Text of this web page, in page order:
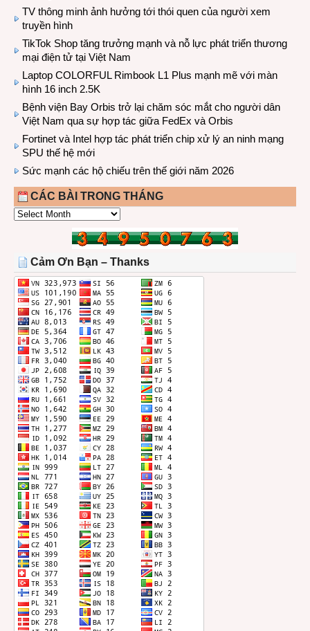
TV thông minh ảnh hưởng tới thói quen của người xem
truyền hình
TikTok Shop tăng trưởng mạnh và nỗ lực phát triển thương
mại điện tử tại Việt Nam
Laptop COLORFUL Rimbook L1 Plus mạnh mẽ với màn
hình 16 inch 2.5K
Bệnh viện Bay Orbis trở lại chăm sóc mắt cho người dân
Việt Nam qua sự hợp tác giữa FedEx và Orbis
Fortinet và Intel hợp tác phát triển chip xử lý an ninh mạng
SPU thế hệ mới
Sức mạnh các hộ chiếu trên thế giới năm 2026
CÁC BÀI TRONG THÁNG
CÁC
THÁNG
Cảm Ơn Bạn – Thanks